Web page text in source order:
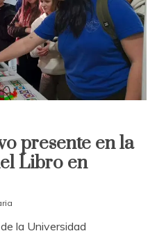
presente en la
Libro en
la Universidad